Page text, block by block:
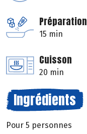
Préparation
15 min
Cuisson
20 min
Ingrédients
Pour 5 personnes